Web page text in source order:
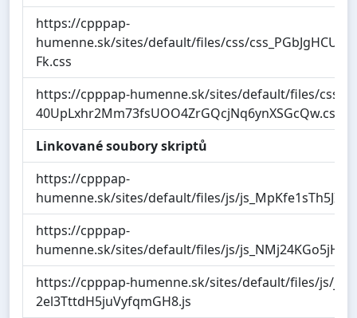
https://cpppap-
humenne.sk/sites/default/files/css/
Fk.css
https://cpppap-humenne.sk/sites/default/files/css/
40UpLxhr2Mm73fsUOO4ZrGQcjNq6ynXSGcQw.css
Linkované soubory skriptů
https://cpppap-
humenne.sk/sites/default/files/js/
https://cpppap-
humenne.sk/sites/default/files/js/
https://cpppap-humenne.sk/sites/default/files/js/
2el3TttdH5juVyfqmGH8.js